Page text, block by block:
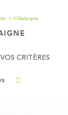
Villedaigne
CRITÈRES